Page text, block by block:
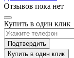
Отзывов пока нет
Купить в один клик
Подтвердить
Купить в один клик